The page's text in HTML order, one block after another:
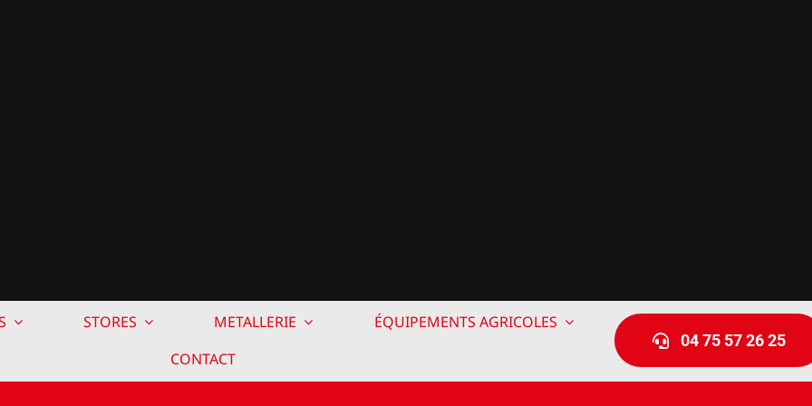
STORES METALLERIE
ÉQUIPEMENTS AGRICOLES
CONTACT
04 75 57 26 25